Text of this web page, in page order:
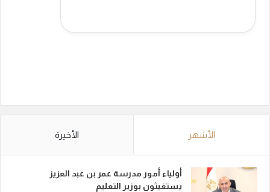
الأشهر الأخيرة
أولياء أمور مدرسة عمر بن عبد العزيز
يستغيثون بوزير التعليم